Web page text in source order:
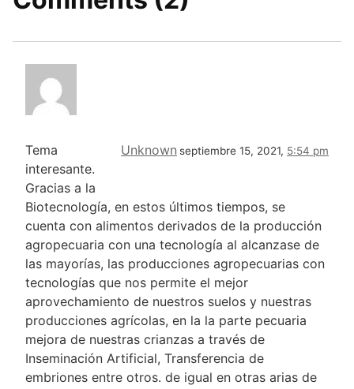
Unknown septiembre 15, 2021, 5:54 pm
Tema
interesante.
Gracias a la
Biotecnología, en estos últimos tiempos, se
cuenta con alimentos derivados de la producción
agropecuaria con una tecnología al alcanzase de
las mayorías, las producciones agropecuarias con
tecnologías que nos permite el mejor
aprovechamiento de nuestros suelos y nuestras
producciones agrícolas, en la la parte pecuaria
mejora de nuestras crianzas a través de
Inseminación Artificial, Transferencia de
embriones entre otros. de igual en otras arias de